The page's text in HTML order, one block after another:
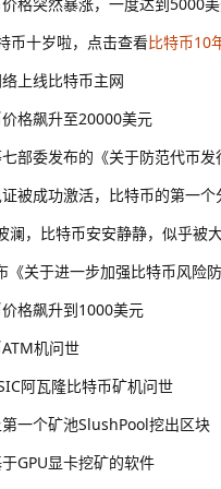
币十岁啦，点击查看比特币10
上线比特币主网
格飙升至20000美元
部委发布的《关于防范代帀
被成功激活，比特币的第一个
澜，比特币安安静静，似乎被
《关于进一步加强比特币风险
格飙升到1000美元
机问世
阿瓦隆比特币矿机问世
一个矿池SlushPool挖出区块
GPU显卡挖矿的软件